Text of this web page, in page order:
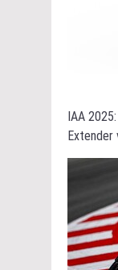
IAA
Extender